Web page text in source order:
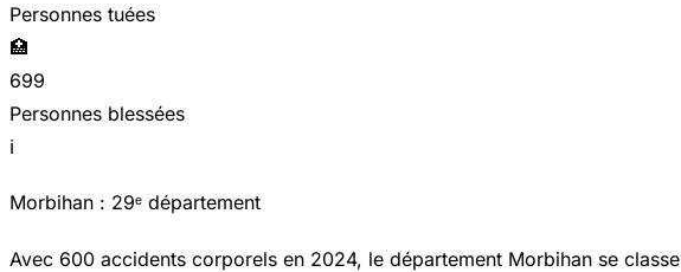
Personnes tuées
🏥
699
Personnes blessées
ℹ️
Morbihan : 29ᵉ département
Avec 600 accidents corporels en 2024, le département Morbihan se classe